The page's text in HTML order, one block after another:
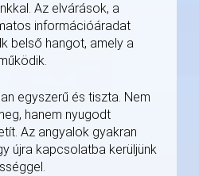
Az elvárások, a
információáradat
belső hangot, amely a
egyszerű és tiszta. Nem
hanem nyugodt
Az angyalok gyakran
újra kapcsolatba kerüljünk